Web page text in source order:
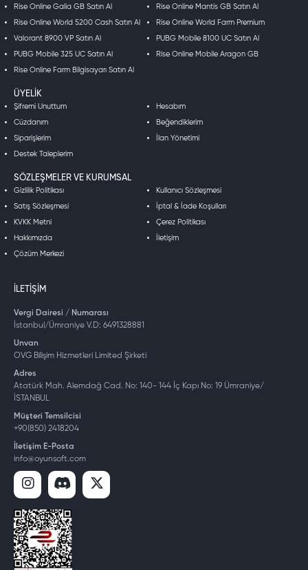
Rise Online Galia GB Satın Al Rise Online Mantis GB Satın Al
Rise Online World 5200 Cash Satın Al Rise Online World Farm Premium
Valorant 8900 VP Satın Al PUBG Mobile 8100 UC Satın Al
PUBG Mobile 325 UC Satın Al Rise Online Mobile Aragon GB
Rise Online Farm Bilgisayarı Satın Al
ÜYELIK
Şifremi Unuttum Hesabım
Cüzdanım Beğendiklerim
Siparişlerim İlan Yönetimi
Destek Taleplerim
SÖZLEŞMELER VE KURUMSAL
Gizlilik Politikası Kullanıcı Sözleşmesi
Satış Sözleşmesi İptal & İade Koşulları
KVKK Metni Çerez Politikası
Hakkımızda İletişim
Çözüm Merkezi
İLETIŞIM
Vergi Dairesi / Numarası
İstanbul/Ümraniye V.D: 6491328881
Unvan
OVG Bilişim Hizmetleri Limited Şirketi
Adres
Atatürk Mah. Alemdağ Cad. No: 140- 144 İç Kapı No: 19 Ümraniye/
İSTANBUL
Müşteri Temsilcisi
+90(850) 2418204
İletişim E-Posta
info@oyunsoft.com